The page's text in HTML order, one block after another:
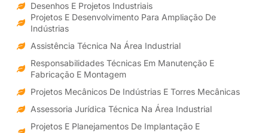
Desenhos E Projetos Industriais
Projetos E Desenvolvimento Para Ampliação De
Indústrias
Assistência Técnica Na Área Industrial
Responsabilidades Técnicas Em Manutenção E
Fabricação E Montagem
Projetos Mecânicos De Indústrias E Torres Mecânicas
Assessoria Jurídica Técnica Na Área Industrial
Projetos E Planejamentos De Implantação E